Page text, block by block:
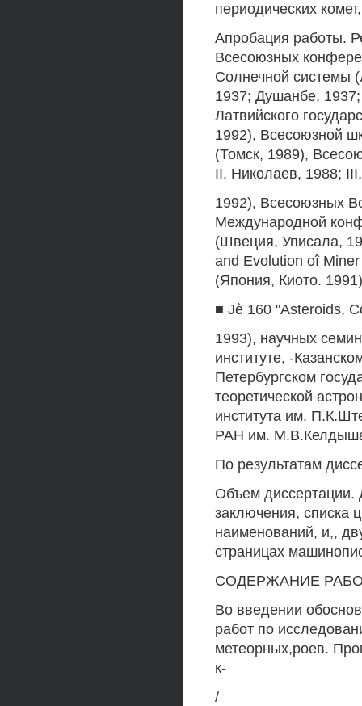
периодических
Апробация работы.
Всесоюзных
Солнечной системы
1937; Душанбе,
Латвийского
1992), Всесоюзной
(Томск, 1989),
II, Николаев, 1988;
1992), Всесоюзных
Международной
(Швеция, Уписала,
and Evolution oî
(Япония, Киото.
■ Jè 160 "Asteroids,
1993), научных
институте, -
Петербургском
теоретической
института им.
РАН им.
По результатам
Объем диссертации.
заключения, списка
наименований, и,,
страницах
СОДЕРЖАНИЕ
Во введении
работ по
метеорных,роев.
к-
/